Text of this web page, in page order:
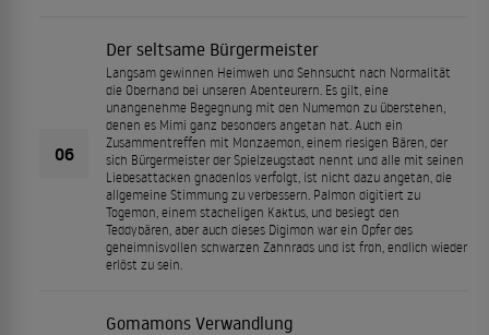
06
Der seltsame Bürgermeister
Langsam gewinnen Heimweh und Sehnsucht nach Normalität
die Oberhand bei unseren Abenteurern. Es gilt, eine
unangenehme Begegnung mit den Numemon zu überstehen,
denen es Mimi ganz besonders angetan hat. Auch ein
Zusammentreffen mit Monzaemon, einem riesigen Bären, der
sich Bürgermeister der Spielzeugstadt nennt und alle mit seinen
Liebesattacken gnadenlos verfolgt, ist nicht dazu angetan, die
allgemeine Stimmung zu verbessern. Palmon digitiert zu
Togemon, einem stacheligen Kaktus, und besiegt den
Teddybären, aber auch dieses Digimon war ein Opfer des
geheimnisvollen schwarzen Zahnrads und ist froh, endlich wieder
erlöst zu sein.
Gomamons Verwandlung